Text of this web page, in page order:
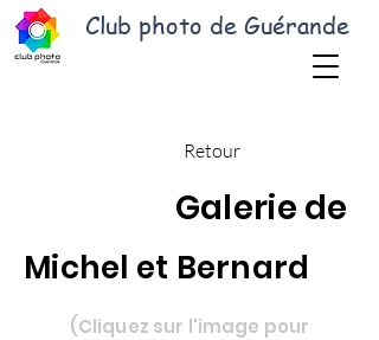
Club photo de Guérande
Retour
Galerie de
Michel et Bernard
(Cliquez sur l'image pour